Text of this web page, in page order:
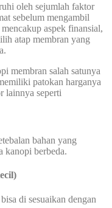
oleh sejumlah faktor
sebelum mengambil
aspek finansial,
atap membran yang
membran salah satunya
patokan harganya
lainnya seperti
bahan yang
kanopi berbeda.
di sesuaikan dengan